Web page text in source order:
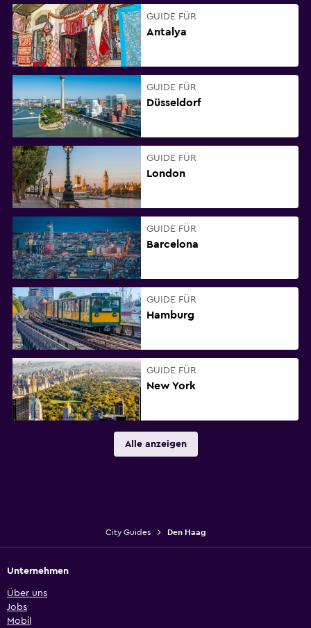
GUIDE FÜR
Antalya
GUIDE FÜR
Düsseldorf
GUIDE FÜR
London
GUIDE FÜR
Barcelona
GUIDE FÜR
Hamburg
GUIDE FÜR
New York
Alle anzeigen
City Guides Den Haag
Unternehmen
Über uns
Jobs
Mobil